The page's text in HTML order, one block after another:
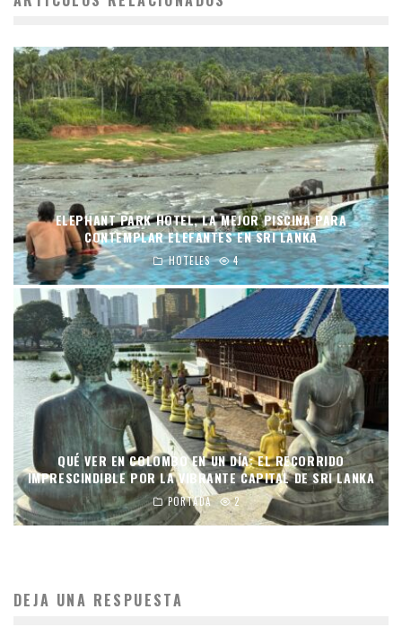
ELEPHANT PARK HOTEL, LA MEJOR PISCINA PARA
CONTEMPLAR ELEFANTES EN SRI LANKA
HOTELES 4
QUÉ VER EN COLOMBO EN UN DÍA: EL RECORRIDO
IMPRESCINDIBLE POR LA VIBRANTE CAPITAL DE SRI LANKA
PORTADA 2
DEJA UNA RESPUESTA